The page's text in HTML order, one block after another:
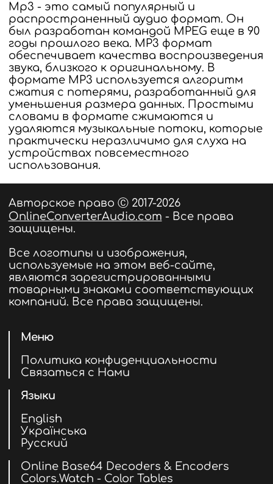
Mp3 - это самый популярный и
распространенный аудио формат. Он
был разработан командой MPEG еще в 90
годы прошлого века. MP3 формат
обеспечивает качества воспроизведения
звука, близкого к оригинальному. В
формате MP3 используется алгоритм
сжатия с потерями, разработанный для
уменьшения размера данных. Простыми
словами в формате сжимаются и
удаляются музыкальные потоки, которые
практически неразличимо для слуха на
устройствах повсеместного
использования.
Авторское право Ⓒ 2017-2026
OnlineConverterAudio.com - Все права
защищены.
Все логотипы и изображения,
используемые на этом веб-сайте,
являются зарегистрированными
товарными знаками соответствующих
компаний. Все права защищены.
Меню
Политика конфиденциальности
Связаться с Нами
Языки
English
Українська
Русский
Online Base64 Decoders & Encoders
Colors.Watch - Color Tables